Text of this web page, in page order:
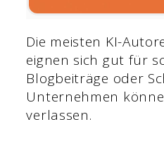
Die meisten KI-
eignen sich gut für
Blogbeiträge oder
Unternehmen
verlassen.